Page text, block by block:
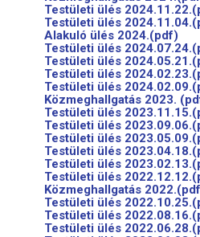
Testületi ülés
Testületi ülés
Alakuló ülés 2024.(pdf)
Testületi ülés
Testületi ülés
Testületi ülés
Testületi ülés
Közmeghallgatás 2023.
Testületi ülés
Testületi ülés
Testületi ülés
Testületi ülés
Testületi ülés
Testületi ülés
Közmeghallgatás
Testületi ülés
Testületi ülés
Testületi ülés